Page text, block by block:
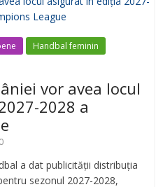
Handbal feminin
vor avea locul
2028 a
0
a dat publicității distribuția
sezonul 2027-2028,